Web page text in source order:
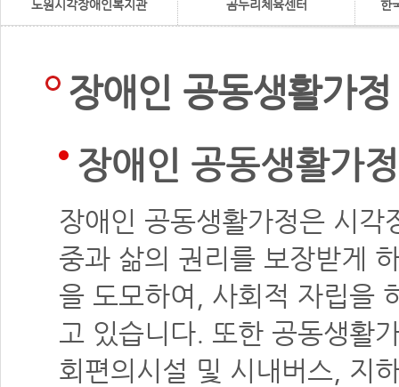
노원시각장애인복지관 곰두리체육센터 한
장애인 공동생활가정
장애인 공동생활가
장애인 공동생활가정은 시
중과 삶의 권리를 보장받게
을 도모하여, 사회적 자립을
고 있습니다. 또한 공동생활
회편의시설 및 시내버스, 지